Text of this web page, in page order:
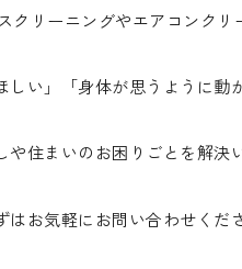
クリーニングやエアコンク
い」「身体が思うように
住まいのお困りごとを解決
はお気軽にお問い合わせくだ